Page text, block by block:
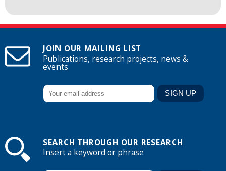
JOIN OUR MAILING LIST
Publications, research projects, news &
events
SEARCH THROUGH OUR RESEARCH
Insert a keyword or phrase